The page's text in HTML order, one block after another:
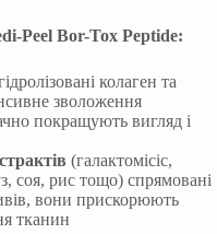
Peel Bor-Tox Peptide:
колаген та
зволоження
покращують вигляд і
(галактомісіс,
соя, рис тощо) спрямовані
вони прискорюють
тканин